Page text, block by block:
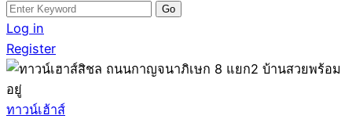
Search
for:
Log in
Register
ทาวน์เฮ้าส์